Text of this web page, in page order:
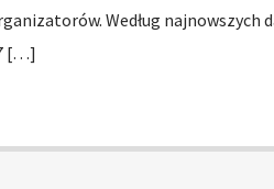
Według najnowszych
[…]